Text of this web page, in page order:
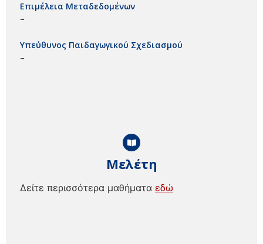
Μελέτη
Δείτε περισσότερα μαθήματα εδώ
Επιμέλεια Μεταδεδομένων
–
Υπεύθυνος Παιδαγωγικού Σχεδιασμού
–